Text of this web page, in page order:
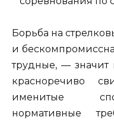
Борьба на
и
трудные, — значит
красноречиво
именитые
нормативные